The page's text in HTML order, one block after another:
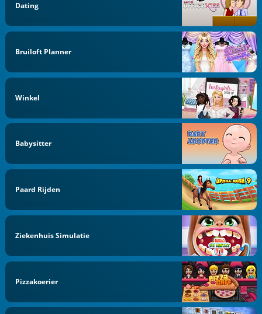
Dating
Bruiloft Planner
Winkel
Babysitter
Paard Rijden
Ziekenhuis Simulatie
Pizzakoerier